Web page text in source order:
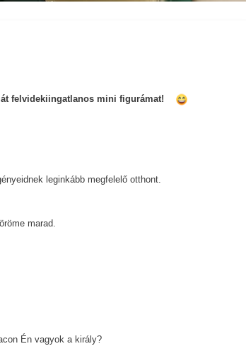
felvidekiingatlanos mini figurámat!
leginkább megfelelő otthont.
marad.
Én vagyok a király?